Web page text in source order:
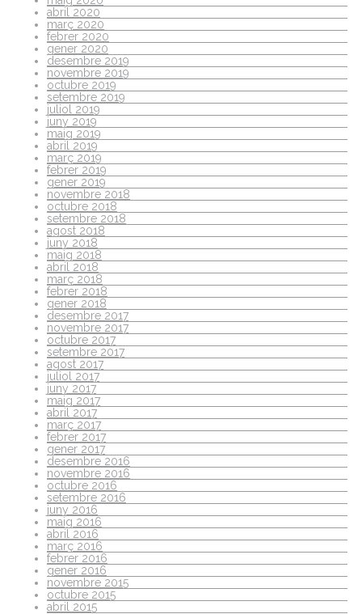
abril 2020
març 2020
febrer 2020
gener 2020
desembre 2019
novembre 2019
octubre 2019
setembre 2019
juliol 2019
juny 2019
maig 2019
abril 2019
març 2019
febrer 2019
gener 2019
novembre 2018
octubre 2018
setembre 2018
agost 2018
juny 2018
maig 2018
abril 2018
març 2018
febrer 2018
gener 2018
desembre 2017
novembre 2017
octubre 2017
setembre 2017
agost 2017
juliol 2017
juny 2017
maig 2017
abril 2017
març 2017
febrer 2017
gener 2017
desembre 2016
novembre 2016
octubre 2016
setembre 2016
juny 2016
maig 2016
abril 2016
març 2016
febrer 2016
gener 2016
novembre 2015
octubre 2015
abril 2015